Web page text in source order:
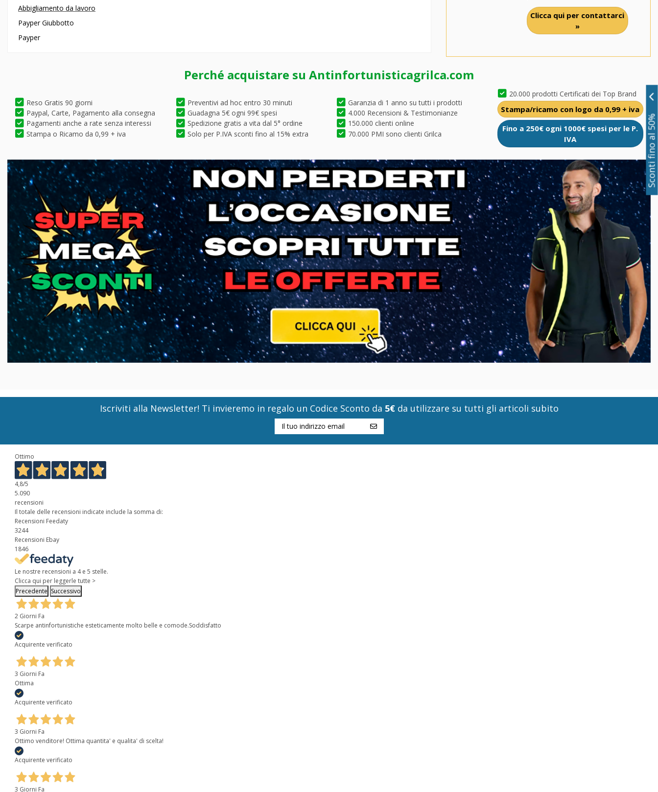
Abbigliamento da lavoro
Payper Giubbotto
Payper
Clicca qui per contattarci
»
Perché acquistare su Antinfortunisticagrilca.com
Reso Gratis 90 giorni
Paypal, Carte, Pagamento alla consegna
Pagamenti anche a rate senza interessi
Stampa o Ricamo da 0,99 + iva
Preventivi ad hoc entro 30 minuti
Guadagna 5€ ogni 99€ spesi
Spedizione gratis a vita dal 5° ordine
Solo per P.IVA sconti fino al 15% extra
Garanzia di 1 anno su tutti i prodotti
4.000 Recensioni & Testimonianze
150.000 clienti online
70.000 PMI sono clienti Grilca
20.000 prodotti Certificati dei Top Brand
Stampa/ricamo con logo da 0,99 + iva
Fino a 250€ ogni 1000€ spesi per le P.
IVA
Iscriviti alla Newsletter! Ti invieremo in regalo un Codice Sconto da 5€da utilizzare su tutti gli articoli subito
Ottimo
4,8/5
5.090
recensioni
Il totale delle recensioni indicate include la somma di:
Recensioni Feedaty
3244
Recensioni Ebay
1846
Le nostre recensioni a 4 e 5 stelle.
Clicca qui per leggerle tutte >
Precedente Successivo
2 Giorni Fa
Scarpe antinfortunistiche esteticamente molto belle e comode.Soddisfatto
Acquirente verificato
3 Giorni Fa
Ottima
Acquirente verificato
3 Giorni Fa
Ottimo venditore! Ottima quantita' e qualita' di scelta!
Acquirente verificato
3 Giorni Fa
Sconti fino al 50%